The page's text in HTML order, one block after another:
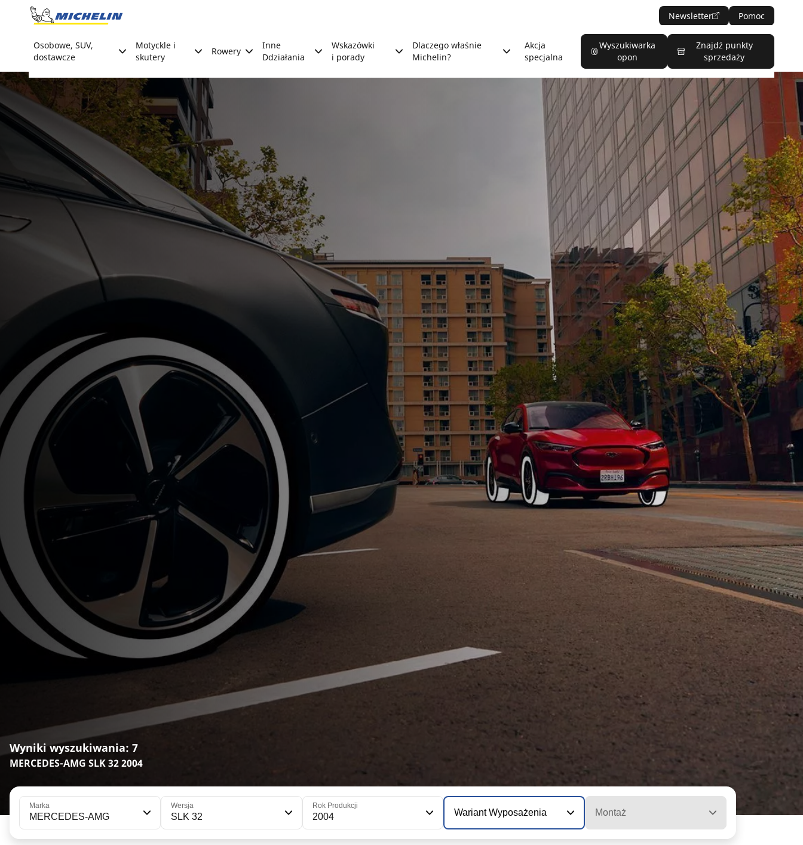
Go to page content
Newsletter Pomoc
Osobowe, SUV,
dostawcze
Motyckle i
skutery
Rowery
Inne
Ddziałania
Wskazówki
i porady
Dlaczego właśnie
Michelin?
Akcja
specjalna
Wyszukiwarka
opon
Znajdź punkty
sprzedaży
Wyniki wyszukiwania: 7
MERCEDES-AMG SLK 32 2004
Marka
MERCEDES-AMG
Wersja
SLK 32
Rok Produkcji
2004 Wariant Wyposażenia Montaż